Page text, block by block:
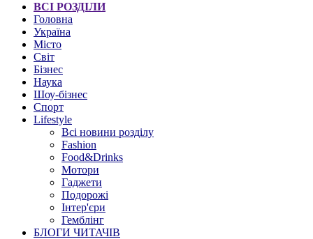
ВСІ РОЗДІЛИ
Головна
Україна
Місто
Світ
Бізнес
Наука
Шоу-бізнес
Спорт
Lifestyle
Всі новини розділу
Fashion
Food&Drinks
Мотори
Гаджети
Подорожі
Інтер'єри
Гемблінг
БЛОГИ ЧИТАЧІВ